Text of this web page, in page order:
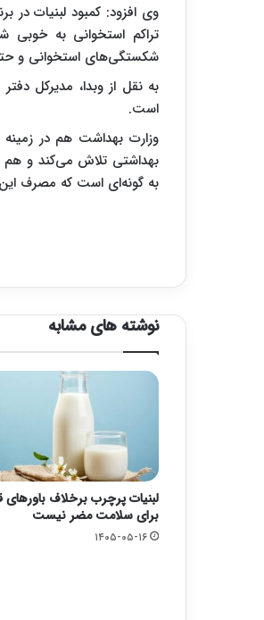
وی افزود: کمبود لبنیات در
تراکم استخوانی به خوبی
شکستگی‌های استخوانی و
به نقل از وبدا، مدیرکل
است.
وزارت بهداشت هم در
بهداشتی تلاش می‌کند و هم
به گونه‌ای است که مصرف
نوشته های مشابه
لبنیات پرچرب برخلاف
برای سلامت مضر نیست
۱۴۰۵-۰۵-۱۶